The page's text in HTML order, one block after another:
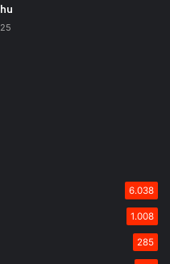
6.038
1.008
285